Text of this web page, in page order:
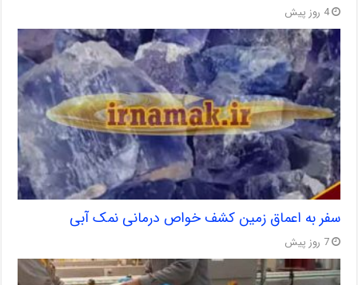
4 روز پیش
سفر به اعماق زمین کشف خواص درمانی نمک آبی
7 روز پیش